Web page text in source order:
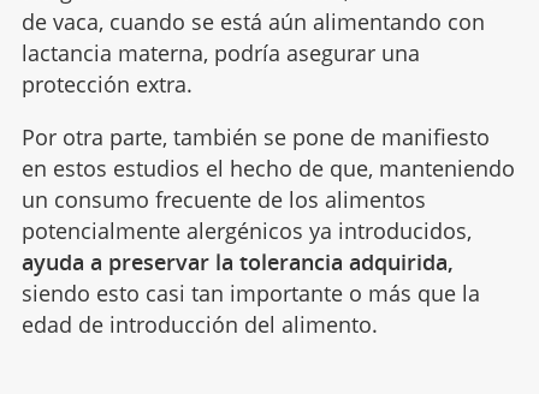
de vaca, cuando se está aún alimentando con
lactancia materna, podría asegurar una
protección extra.
Por otra parte, también se pone de manifiesto
en estos estudios el hecho de que, manteniendo
un consumo frecuente de los alimentos
potencialmente alergénicos ya introducidos,
ayuda a preservar la tolerancia adquirida,
siendo esto casi tan importante o más que la
edad de introducción del alimento.